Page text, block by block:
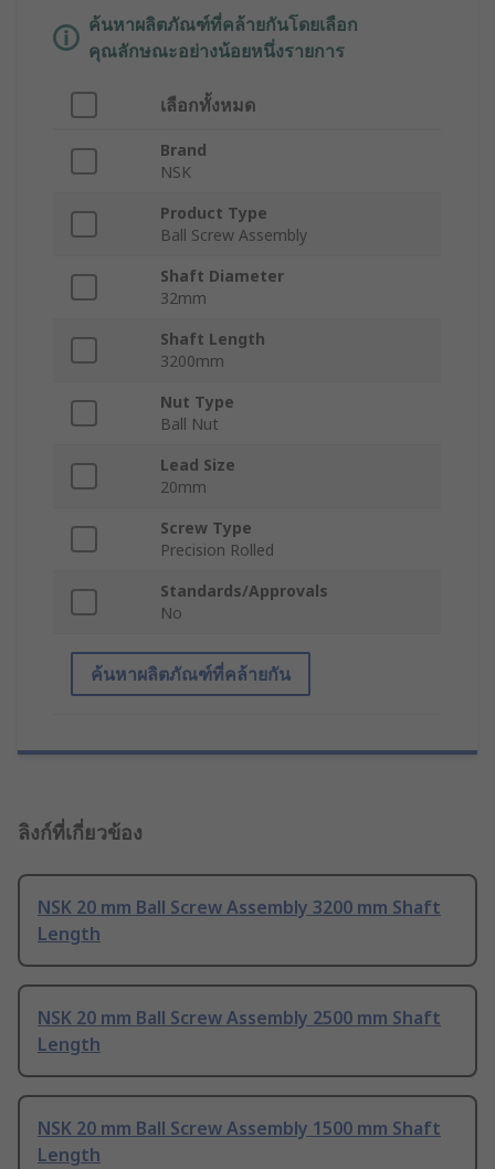
ค้นหาผลิตภัณฑ์ที่คล้ายกันโดยเลือก
คุณลักษณะอย่างน้อยหนึ่งรายการ
เลือกทั้งหมด
Brand
NSK
Product Type
Ball Screw Assembly
Shaft Diameter
32mm
Shaft Length
3200mm
Nut Type
Ball Nut
Lead Size
20mm
Screw Type
Precision Rolled
Standards/Approvals
No
ค้นหาผลิตภัณฑ์ที่คล้ายกัน
ลิงก์ที่เกี่ยวข้อง
NSK 20 mm Ball Screw Assembly 3200 mm Shaft
Length
NSK 20 mm Ball Screw Assembly 2500 mm Shaft
Length
NSK 20 mm Ball Screw Assembly 1500 mm Shaft
Length